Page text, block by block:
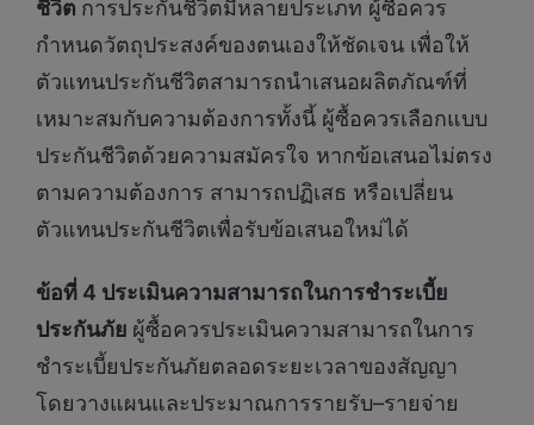
ชีวิต การประกันชีวิตมีหลายประเภท ผู้ซื้อควร
กำหนดวัตถุประสงค์ของตนเองให้ชัดเจน เพื่อให้
ตัวแทนประกันชีวิตสามารถนำเสนอผลิตภัณฑ์ที่
เหมาะสมกับความต้องการทั้งนี้ ผู้ซื้อควรเลือกแบบ
ประกันชีวิตด้วยความสมัครใจ หากข้อเสนอไม่ตรง
ตามความต้องการ สามารถปฏิเสธ หรือเปลี่ยน
ตัวแทนประกันชีวิตเพื่อรับข้อเสนอใหม่ได้
ข้อที่ 4 ประเมินความสามารถในการชำระเบี้ย
ประกันภัย ผู้ซื้อควรประเมินความสามารถในการ
ชำระเบี้ยประกันภัยตลอดระยะเวลาของสัญญา
โดยวางแผนและประมาณการรายรับ–รายจ่าย